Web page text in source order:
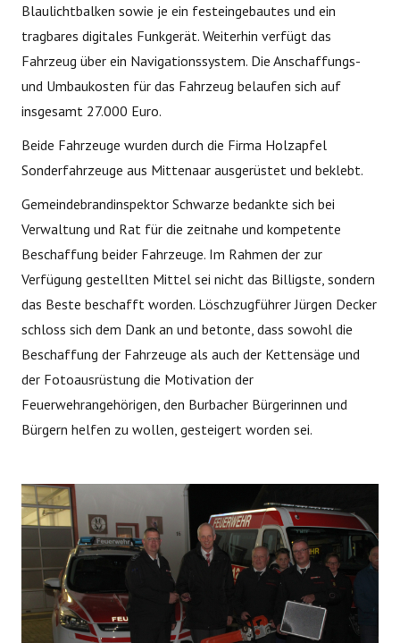
Blaulichtbalken sowie je ein festeingebautes und ein
tragbares digitales Funkgerät. Weiterhin verfügt das
Fahrzeug über ein Navigationssystem. Die Anschaffungs-
und Umbau­kosten für das Fahrzeug belaufen sich auf
insgesamt 27.000 Euro.
Beide Fahrzeuge wurden durch die Firma Holzapfel
Sonderfahrzeuge aus Mittenaar ausgerüstet und beklebt.
Gemeindebrandinspektor Schwarze bedankte sich bei
Verwaltung und Rat für die zeitnahe und kompetente
Beschaffung beider Fahrzeuge. Im Rahmen der zur
Verfügung gestellten Mittel sei nicht das Billigste, sondern
das Beste beschafft worden. Löschzugführer Jürgen Decker
schloss sich dem Dank an und betonte, dass sowohl die
Beschaffung der Fahrzeuge als auch der Kettensäge und
der Fotoausrüstung die Motivation der
Feuerwehrangehörigen, den Burbacher Bürgerinnen und
Bürgern helfen zu wollen, gesteigert worden sei.